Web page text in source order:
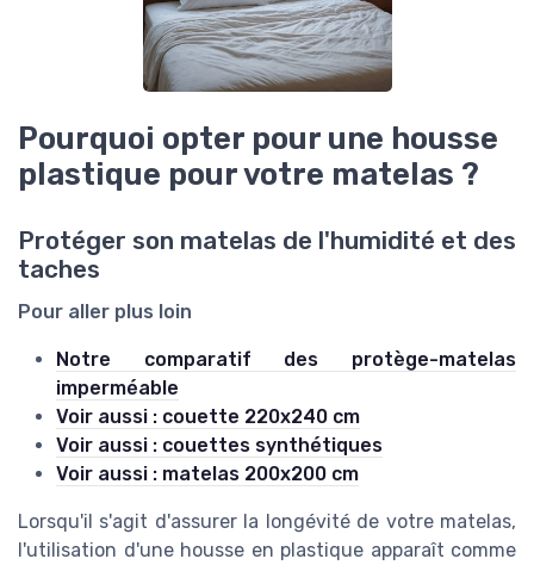
Pourquoi opter pour une housse
plastique pour votre matelas ?
Protéger son matelas de l'humidité et des
taches
Pour aller plus loin
Notre comparatif des protège-matelas
imperméable
Voir aussi : couette 220x240 cm
Voir aussi : couettes synthétiques
Voir aussi : matelas 200x200 cm
Lorsqu'il s'agit d'assurer la longévité de votre matelas,
l'utilisation d'une housse en plastique apparaît comme